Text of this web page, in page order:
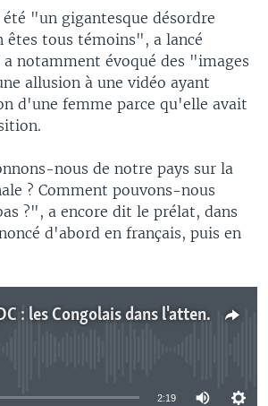
"un gigantesque désordre
êtes tous témoins", a lancé
notamment évoqué des "images
allusion à une vidéo ayant
d'une femme parce qu'elle avait
nous de notre pays sur la
? Comment pouvons-nous
?", a encore dit le prélat, dans
d'abord en français, puis en
Elections en RDC : les Congolais dans l'attente
source currently available
2:19